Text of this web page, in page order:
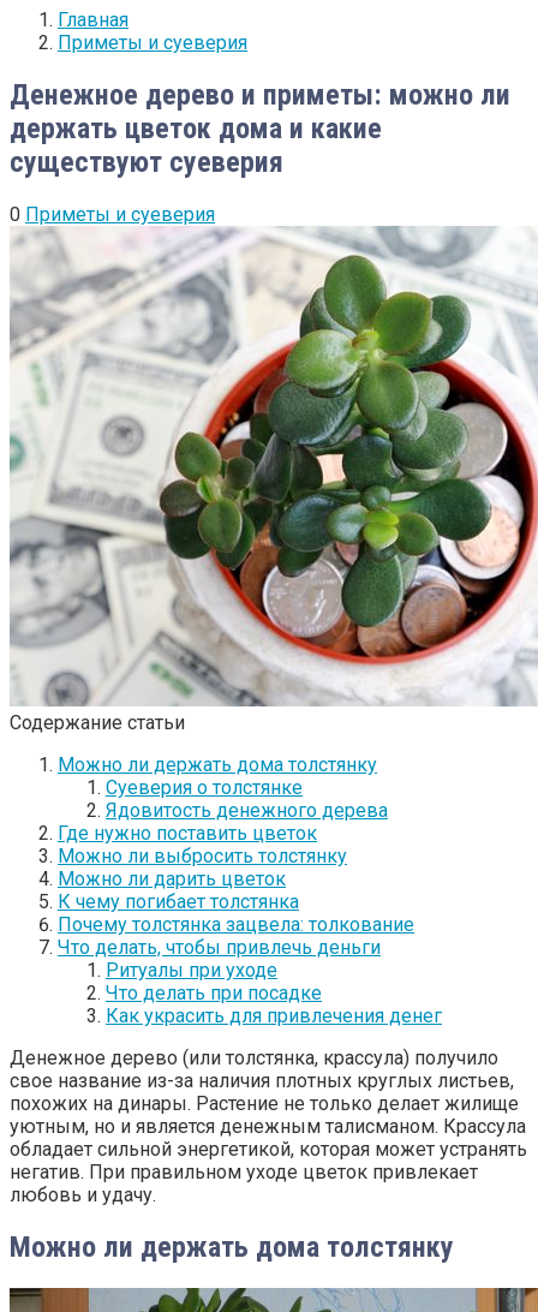
Главная
Приметы и суеверия
Денежное дерево и приметы: можно ли
держать цветок дома и какие
существуют суеверия
0 Приметы и суеверия
Содержание статьи
Можно ли держать дома толстянку
Суеверия о толстянке
Ядовитость денежного дерева
Где нужно поставить цветок
Можно ли выбросить толстянку
Можно ли дарить цветок
К чему погибает толстянка
Почему толстянка зацвела: толкование
Что делать, чтобы привлечь деньги
Ритуалы при уходе
Что делать при посадке
Как украсить для привлечения денег
Денежное дерево (или толстянка, крассула) получило
свое название из-за наличия плотных круглых листьев,
похожих на динары. Растение не только делает жилище
уютным, но и является денежным талисманом. Крассула
обладает сильной энергетикой, которая может устранять
негатив. При правильном уходе цветок привлекает
любовь и удачу.
Можно ли держать дома толстянку